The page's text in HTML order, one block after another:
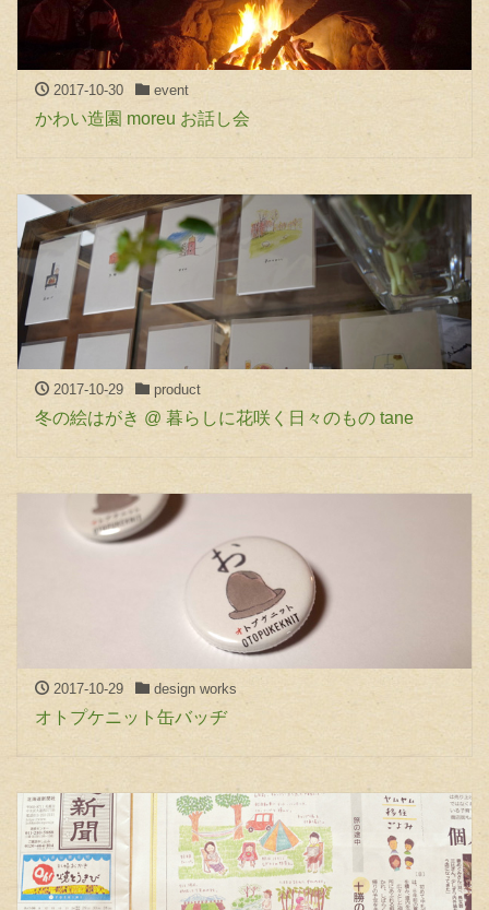
2017-10-30 event
かわい造園 moreu お話し会
2017-10-29 product
冬の絵はがき @ 暮らしに花咲く日々のもの tane
2017-10-29 design works
オトプケニット缶バッヂ